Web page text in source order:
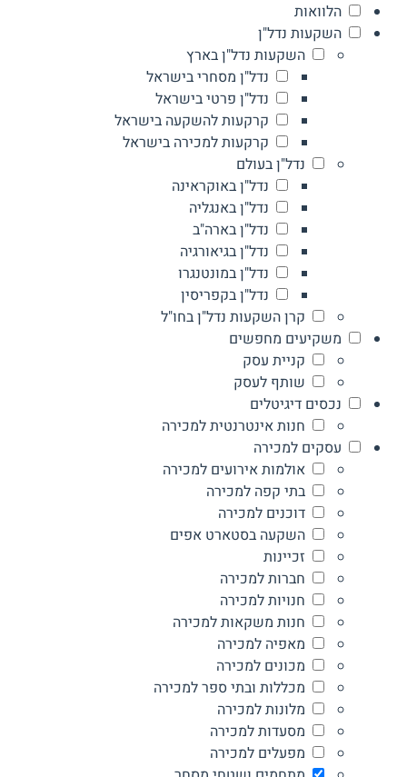
הלוואות
השקעות נדל"ן
השקעות נדל"ן בארץ
נדל"ן מסחרי בישראל
נדל"ן פרטי בישראל
קרקעות להשקעה בישראל
קרקעות למכירה בישראל
נדל"ן בעולם
נדל"ן באוקראינה
נדל"ן באנגליה
נדל"ן בארה"ב
נדל"ן בגיאורגיה
נדל"ן במונטנגרו
נדל"ן בקפריסין
קרן השקעות נדל"ן בחו"ל
משקיעים מחפשים
קניית עסק
שותף לעסק
נכסים דיגיטלים
חנות אינטרנטית למכירה
עסקים למכירה
אולמות אירועים למכירה
בתי קפה למכירה
דוכנים למכירה
השקעה בסטארט אפים
זכיינות
חברות למכירה
חנויות למכירה
חנות משקאות למכירה
מאפיה למכירה
מכונים למכירה
מכללות ובתי ספר למכירה
מלונות למכירה
מסעדות למכירה
מפעלים למכירה